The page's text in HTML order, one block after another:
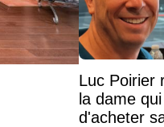
Luc Poirier
la dame
d'acheter